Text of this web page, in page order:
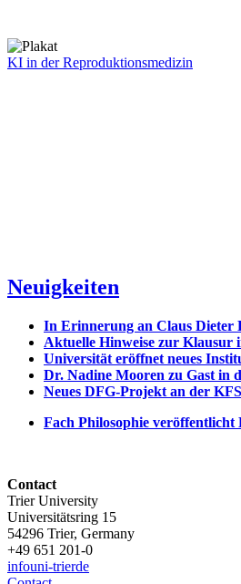
KI in der Reproduktionsmedizin
Neuigkeiten
In Erinnerung an Claus Dieter
Aktuelle Hinweise zur
Universität eröffnet neues
Dr. Nadine Mooren zu Gast in
Neues DFG-Projekt an der
Fach Philosophie
Contact
Trier University
Universitätsring 15
54296 Trier, Germany
+49 651 201-0
infouni-trierde